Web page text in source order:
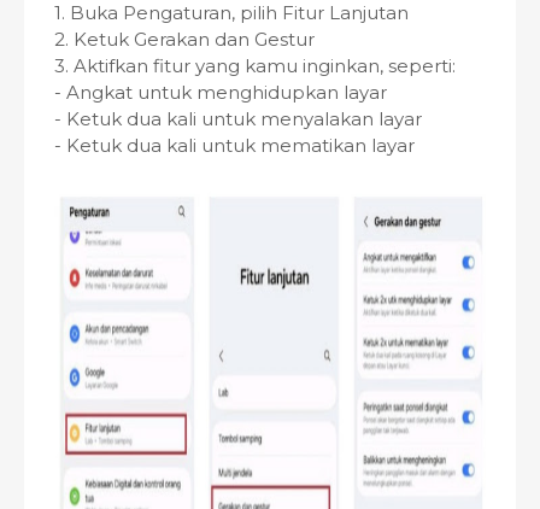
1. Buka Pengaturan, pilih Fitur Lanjutan
2. Ketuk Gerakan dan Gestur
3. Aktifkan fitur yang kamu inginkan, seperti:
- Angkat untuk menghidupkan layar
- Ketuk dua kali untuk menyalakan layar
- Ketuk dua kali untuk mematikan layar